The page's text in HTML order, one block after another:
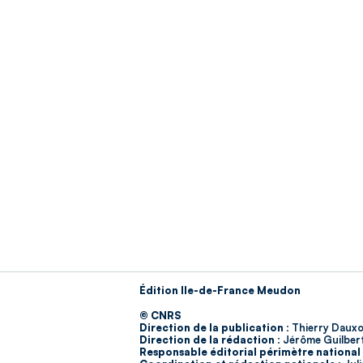
Édition Ile-de-France Meudon
© CNRS
Direction de la publication : Thierry
Direction de la rédaction : Jérôme
Responsable éditorial périmètre national